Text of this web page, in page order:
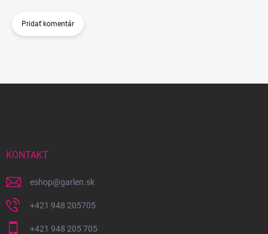
Pridať komentár
KONTAKT
eshop@garlen.sk
+421 948 205705
+421 948 205 705